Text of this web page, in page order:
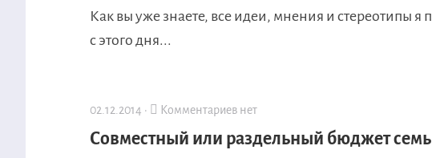
Как вы уже знаете, все идеи, мнения и стереотипы
с этого дня...
02.12.2014 · Комментариев нет
Совместный или раздельный бюджет